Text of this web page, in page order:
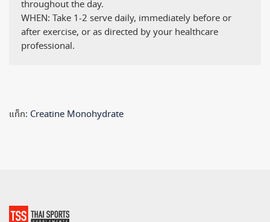
throughout the day.
WHEN: Take 1-2 serve daily, immediately before or
after exercise, or as directed by your healthcare
professional.
แท็ก: Creatine Monohydrate